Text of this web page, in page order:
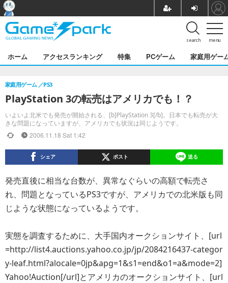
menu
search
ホーム アクセスランキング 特集 PCゲーム 家庭用ゲー
PlayStation 3の転売はアメリカでも！？
いよいよ北米でも発売が開始される、[b]PlayStation 3[/b]。日本でも転売が大
きな問題になっていますが、アメリカでも状況は同じようです。
家庭用ゲーム PS3
2006.11.18 Sat 1:42
シェア ポスト 送る
発売直後に相当な台数が、異常なぐらいの高額で転売さ
れ、問題となっているPS3ですが、アメリカでの北米版も同
じような状態になっているようです。
実態を調査するために、大手国内オークションサイト、[url
=http://list4.auctions.yahoo.co.jp/jp/2084216437-categor
y-leaf.html?alocale=0jp&apg=1&s1=end&o1=a&mode=2]
Yahoo!Auction[/url]とアメリカのオークションサイト、[url